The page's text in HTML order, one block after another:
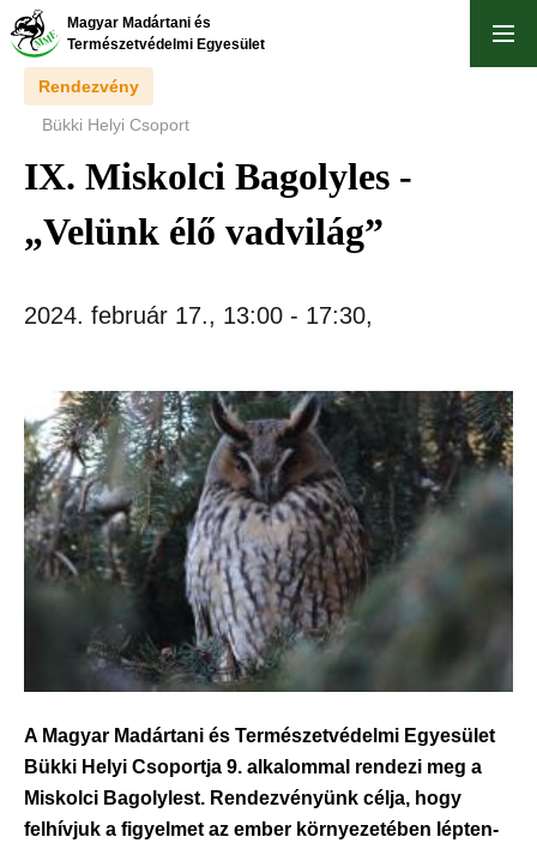
Ugrás
tartalomra
Magyar Madártani és
Természetvédelmi Egyesület
Rendezvény
Bükki Helyi Csoport
IX. Miskolci Bagolyles -
„Velünk élő vadvilág”
2024. február 17., 13:00 - 17:30,
A Magyar Madártani és Természetvédelmi Egyesület
Bükki Helyi Csoportja 9. alkalommal rendezi meg a
Miskolci Bagolylest. Rendezvényünk célja, hogy
felhívjuk a figyelmet az ember környezetében lépten-